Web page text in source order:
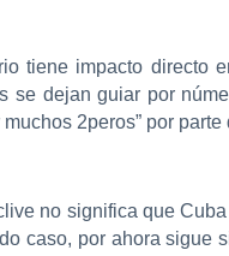
tiene impacto directo
se dejan guiar por
2peros” por
no significa que
caso, por ahora